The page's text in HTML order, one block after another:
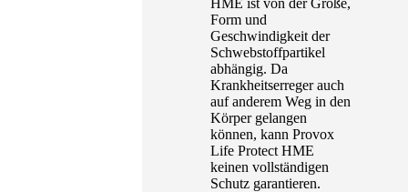
HME ist von der Größe,
Form und
Geschwindigkeit der
Schwebstoffpartikel
abhängig. Da
Krankheitserreger auch
auf anderem Weg in den
Körper gelangen
können, kann Provox
Life Protect HME
keinen vollständigen
Schutz garantieren.